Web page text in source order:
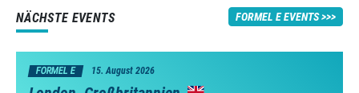
NÄCHSTE EVENTS FORMEL E EVENTS
FORMEL E 15. August 2026